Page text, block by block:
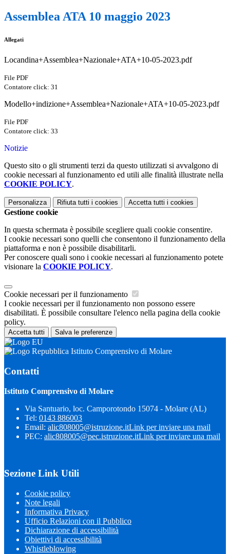
Assemblea ATA 10 maggio 2023
Allegati
Locandina+Assemblea+Nazionale+ATA+10-05-2023.pdf
File PDF
Contatore click: 31
Modello+indizione+Assemblea+Nazionale+ATA+10-05-2023.pdf
File PDF
Contatore click: 33
Notizie
Questo sito o gli strumenti terzi da questo utilizzati si avvalgono di
cookie necessari al funzionamento ed utili alle finalità illustrate nella
COOKIE POLICY.
Personalizza Rifiuta tutti i cookies Accetta tutti i cookies
Gestione cookie
In questa schermata è possibile scegliere quali cookie consentire.
I cookie necessari sono quelli che consentono il funzionamento della
piattaforma e non è possibile disabilitarli.
Per conoscere quali sono i cookie necessari al funzionamento potete
visionare la COOKIE POLICY.
Cookie necessari per il funzionamento
I cookie necessari per il funzionamento non possono essere
disabilitati. È possibile consultare l'elenco nella pagina della cookie
policy.
Accetta tutti Salva le preferenze
Istituto Comprensivo di Molare
Contatti
Istituto Comprensivo di Molare
Via Santuario, loc. Camporotondo 15074 - Molare (AL)
Tel: 0143 886003
Email: alic808005@istruzione.itLink per inviare una mail
PEC: alic808005@pec.istruzione.itLink per inviare una mail
Sezione Link Utili
Cookie policy
Note legali
Informativa Privacy
Ufficio Relazioni con il Pubblico
Dichiarazione di accessibilità
Obiettivi di accessibilità
Whistleblowing